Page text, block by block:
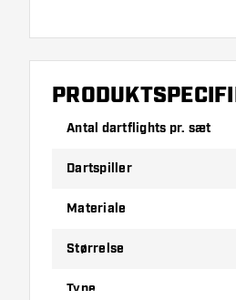
Sørg for, at du har
beskadiget eller knækket
Prøv en anden form, et
for at finde ud af,
Antal dartflights pr. sæt
Dartspiller
Materiale
Størrelse
Type